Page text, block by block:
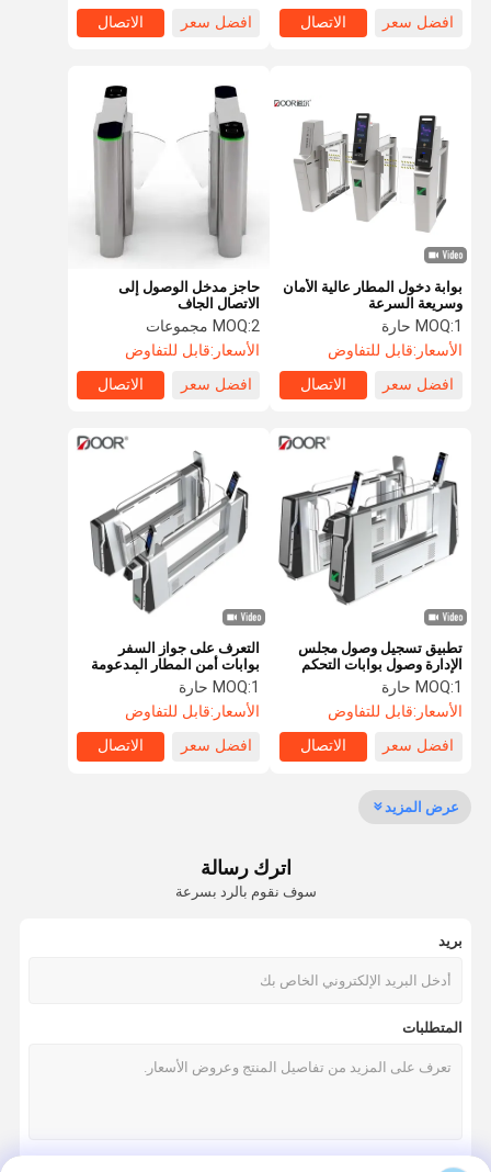
عرض الواقع
معلومات عنا
جولة في
مراقبة الجودة أخبار
الباب الدوار التعرف على الوجه
ترايبود الباب الدوار بوابة
افضل سعر
الاتصال
افضل سعر
الاتصال
بوابة دخول المطار عالية الأمان
وسريعة السرعة
MOQ:1 حارة
الأسعار:قابل للتفاوض
افضل سعر
الاتصال
حاجز مدخل الوصول إلى
الاتصال الجاف
MOQ:2 مجموعات
الأسعار:قابل للتفاوض
افضل سعر
الاتصال
تطبيق تسجيل وصول مجلس
الإدارة وصول بوابات التحكم
في الهجرة
MOQ:1 حارة
الأسعار:قابل للتفاوض
افضل سعر
الاتصال
التعرف على جواز السفر
بوابات أمن المطار المدعومة
الكراسي المتحركة الأمتعة
كبيرة الحجم
MOQ:1 حارة
الأسعار:قابل للتفاوض
افضل سعر
الاتصال
عرض المزيد
اترك رسالة
سوف نقوم بالرد بسرعة
بريد
المتطلبات